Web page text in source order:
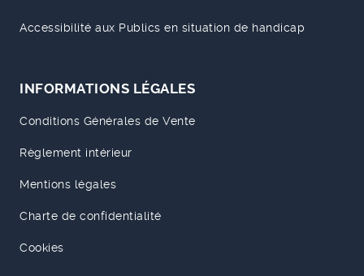
Accessibilité aux Publics en situation de handicap
INFORMATIONS LÉGALES
Conditions Générales de Vente
Règlement intérieur
Mentions légales
Charte de confidentialité
Cookies